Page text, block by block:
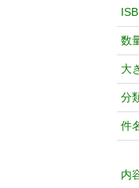
数
大
分
件
内